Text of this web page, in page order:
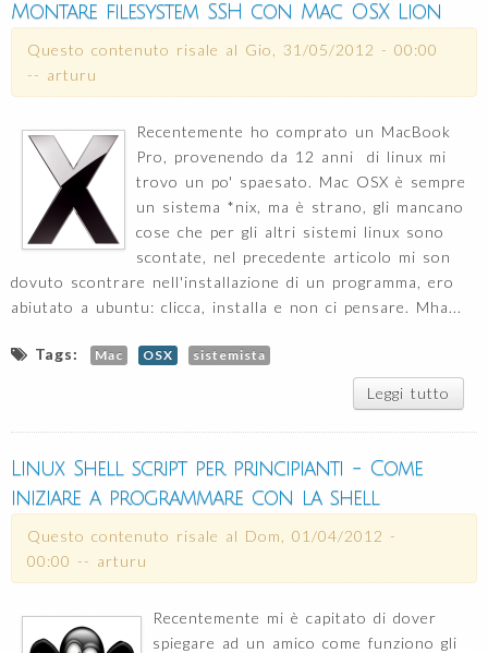
Montare filesystem SSH con Mac OSX Lion
Questo contenuto risale al Gio, 31/05/2012 - 00:00
-- arturu
Recentemente ho comprato un MacBook
Pro, provenendo da 12 anni di linux mi
trovo un po' spaesato. Mac OSX è sempre
un sistema *nix, ma è strano, gli mancano
cose che per gli altri sistemi linux sono
scontate, nel precedente articolo mi son
dovuto scontrare nell'installazione di un programma, ero
abiutato a ubuntu: clicca, installa e non ci pensare. Mha...
Tags: Mac OSX sistemista
Leggi tutto
Linux Shell script per principianti - Come
iniziare a programmare con la shell
Questo contenuto risale al Dom, 01/04/2012 -
00:00 -- arturu
Recentemente mi è capitato di dover
spiegare ad un amico come funziono gli